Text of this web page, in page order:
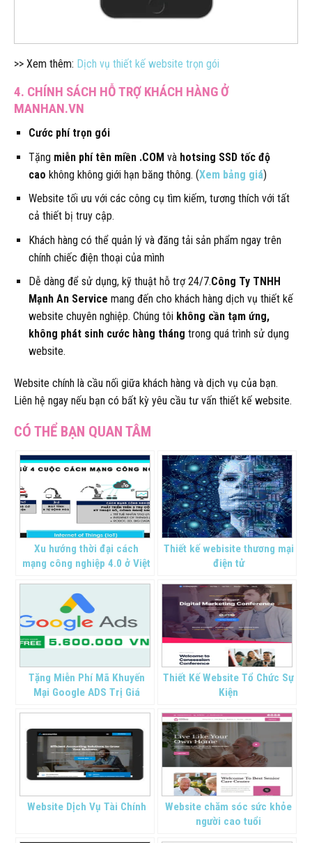
>> Xem thêm: Dịch vụ thiết kế website trọn gói
4. CHÍNH SÁCH HỖ TRỢ KHÁCH HÀNG Ở
MANHAN.VN
Cước phí trọn gói
Tặng miễn phí tên miền .COMvà hotsing SSD tốc độ
cao không không giới hạn băng thông. (Xem bảng giá)
Website tối ưu với các công cụ tìm kiếm, tương thích với tất
cả thiết bị truy cập.
Khách hàng có thể quản lý và đăng tải sản phẩm ngay trên
chính chiếc điện thoại của mình
Dễ dàng để sử dụng, kỹ thuật hỗ trợ 24/7.Công Ty TNHH
Mạnh An Service mang đến cho khách hàng dịch vụ thiết kế
website chuyên nghiệp. Chúng tôi không cần tạm ứng,
không phát sinh cước hàng tháng trong quá trình sử dụng
website.
Website chính là cầu nối giữa khách hàng và dịch vụ của bạn.
Liên hệ ngay nếu bạn có bất kỳ yêu cầu tư vấn thiết kế website.
Xu hướng thời đại cách
mạng công nghiệp 4.0 ở Việt
Thiết kế webisite thương mại
điện tử
Tặng Miễn Phí Mã Khuyến
Mại Google ADS Trị Giá
Thiết Kế Website Tổ Chức Sự
Kiện
Website Dịch Vụ Tài Chính
Website chăm sóc sức khỏe
người cao tuổi